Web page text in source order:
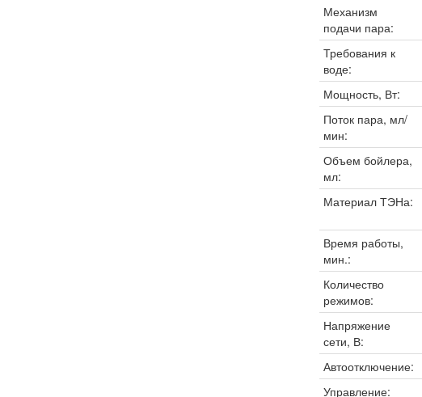
Механизм
подачи пара:
Требования к
воде:
Мощность, Вт:
Поток пара, мл/
мин:
Объем бойлера,
мл:
Материал ТЭНа:
Время работы,
мин.:
Количество
режимов:
Напряжение
сети, В:
Автоотключение:
Управление: